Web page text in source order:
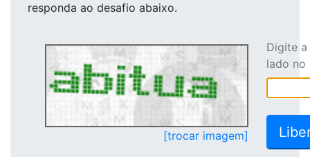
responda ao desafio abaixo.
[trocar imagem]
Digite
lado no